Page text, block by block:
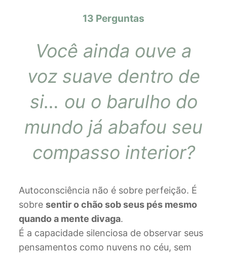
13 Perguntas
Você ainda ouve a
voz suave dentro de
si… ou o barulho do
mundo já abafou seu
compasso interior?
Autoconsciência não é sobre perfeição. É
sobre sentir o chão sob seus pés mesmo
quando a mente divaga.
É a capacidade silenciosa de observar seus
pensamentos como nuvens no céu, sem